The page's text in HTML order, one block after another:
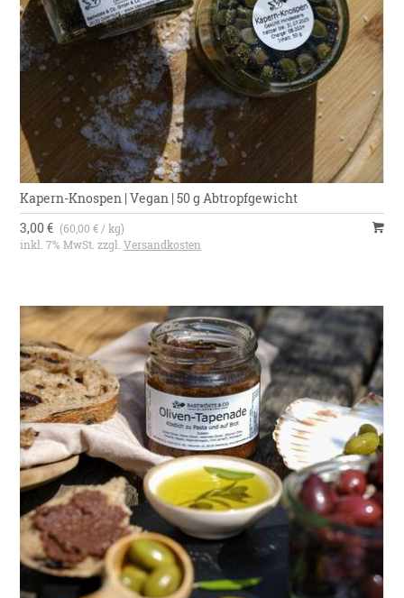
Kapern-Knospen | Vegan | 50 g Abtropfgewicht
3,00 € (60,00 € / kg)
inkl. 7% MwSt. zzgl.Versandkosten